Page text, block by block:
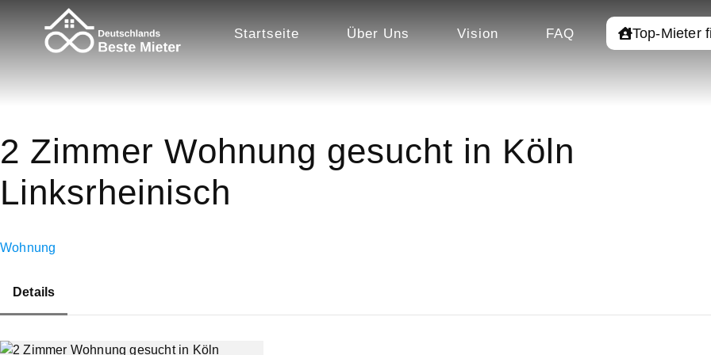
Startseite Über Uns Vision FAQ Top-Mieter
2 Zimmer Wohnung gesucht in Köln
Linksrheinisch
Wohnung
Details